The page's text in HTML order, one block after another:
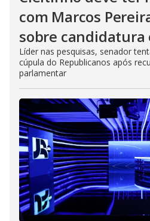
com Marcos
sobre candidatura
Líder nas pesquisas, senador
cúpula do Republicanos após
parlamentar